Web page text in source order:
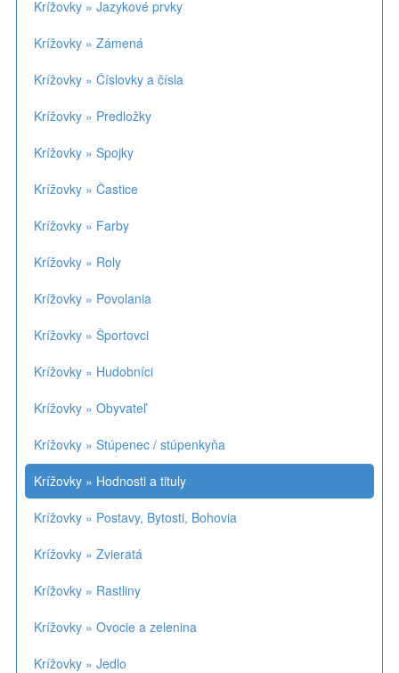
Krížovky » Jazykové prvky
Krížovky » Zámená
Krížovky » Číslovky a čísla
Krížovky » Predložky
Krížovky » Spojky
Krížovky » Častice
Krížovky » Farby
Krížovky » Roly
Krížovky » Povolania
Krížovky » Športovci
Krížovky » Hudobníci
Krížovky » Obyvateľ
Krížovky » Stúpenec / stúpenkyňa
Krížovky » Hodnosti a tituly
Krížovky » Postavy, Bytosti, Bohovia
Krížovky » Zvieratá
Krížovky » Rastliny
Krížovky » Ovocie a zelenina
Krížovky » Jedlo